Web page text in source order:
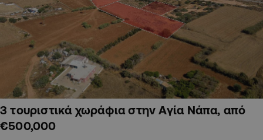
3 τουριστικά χωράφια στην Αγία Νάπα, από
€500,000